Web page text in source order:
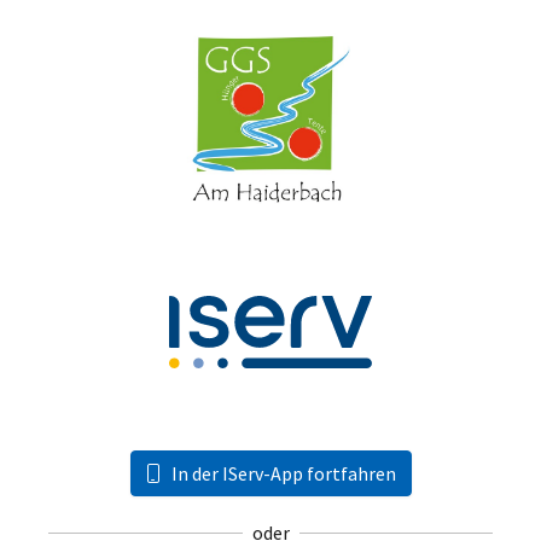
In der IServ-App fortfahren
oder